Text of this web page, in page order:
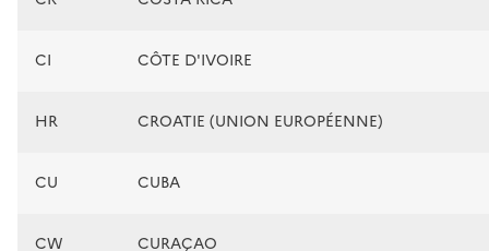
CI CÔTE D'IVOIRE
HR CROATIE (UNION EUROPÉENNE)
CU CUBA
CW CURAÇAO